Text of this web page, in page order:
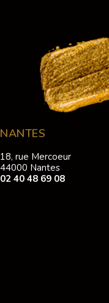
NANTES
18, rue Mercoeur
44000 Nantes
02 40 48 69 08